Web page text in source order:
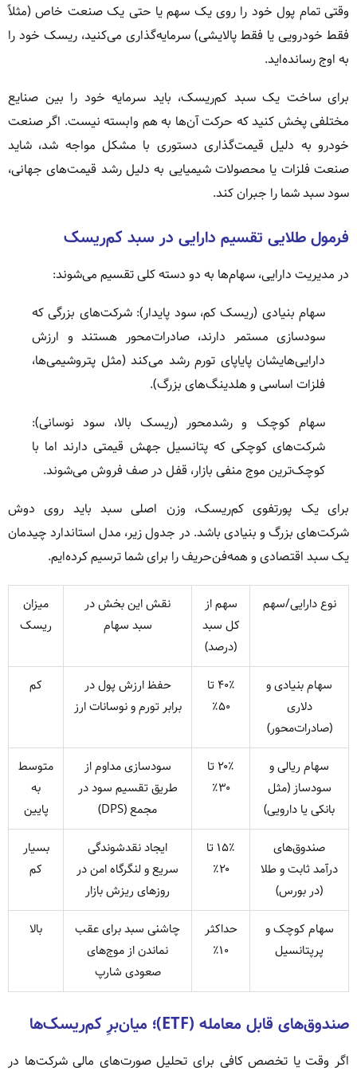
وقتی تمام پول خود را روی یک سهم یا حتی یک صنعت خاص (مثلاً
فقط خودرویی یا فقط پالایشی) سرمایه‌گذاری می‌کنید، ریسک خود را
به اوج رسانده‌اید.
برای ساخت یک سبد کم‌ریسک، باید سرمایه خود را بین صنایع
مختلفی پخش کنید که حرکت آن‌ها به هم وابسته نیست. اگر صنعت
خودرو به دلیل قیمت‌گذاری دستوری با مشکل مواجه شد، شاید
صنعت فلزات یا محصولات شیمیایی به دلیل رشد قیمت‌های جهانی،
سود سبد شما را جبران کند.
فرمول طلایی تقسیم دارایی در سبد کم‌ریسک
در مدیریت دارایی، سهام‌ها به دو دسته کلی تقسیم می‌شوند:
سهام بنیادی (ریسک کم، سود پایدار): شرکت‌های بزرگی که
سودسازی مستمر دارند، صادرات‌محور هستند و ارزش
دارایی‌هایشان پایاپای تورم رشد می‌کند (مثل پتروشیمی‌ها،
فلزات اساسی و هلدینگ‌های بزرگ).
سهام کوچک و رشد‌محور (ریسک بالا، سود نوسانی):
شرکت‌های کوچکی که پتانسیل جهش قیمتی دارند اما با
کوچک‌ترین موج منفی بازار، قفل در صف فروش می‌شوند.
برای یک پورتفوی کم‌ریسک، وزن اصلی سبد باید روی دوش
شرکت‌های بزرگ و بنیادی باشد. در جدول زیر، مدل استاندارد چیدمان
یک سبد اقتصادی و همه‌فن‌حریف را برای شما ترسیم کرده‌ایم.
نوع دارایی/سهم
سهم از
کل سبد
(درصد)
نقش این بخش در
سبد سهام
میزان
ریسک
سهام بنیادی و
دلاری
(صادرات‌محور)
۴۰٪ تا
۵۰٪
حفظ ارزش پول در
برابر تورم و نوسانات ارز
کم
سهام ریالی و
سودساز (مثل
بانکی یا دارویی)
۲۰٪ تا
۳۰٪
سودسازی مداوم از
طریق تقسیم سود در
مجمع (DPS)
متوسط
به
پایین
صندوق‌های
درآمد ثابت و طلا
(در بورس)
۱۵٪ تا
۲۰٪
ایجاد نقدشوندگی
سریع و لنگرگاه امن در
روزهای ریزش بازار
بسیار
کم
سهام کوچک و
پرپتانسیل
حداکثر
۱۰٪
چاشنی سبد برای عقب
نماندن از موج‌های
صعودی شارپ
بالا
صندوق‌های قابل معامله (ETF)؛ میان‌برِ کم‌ریسک‌ها
اگر وقت یا تخصص کافی برای تحلیل صورت‌های مالی شرکت‌ها در